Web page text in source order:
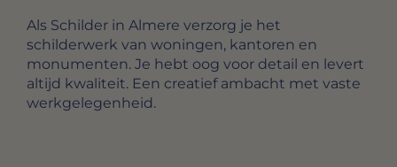
Als Schilder in Almere verzorg je het
schilderwerk van woningen, kantoren en
monumenten. Je hebt oog voor detail en levert
altijd kwaliteit. Een creatief ambacht met vaste
werkgelegenheid.